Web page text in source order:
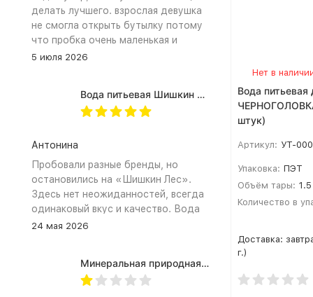
Нет в
Вода питьевая
штук)
Артикул: УТ-
Упаковка: ПЭТ
Объём тары:
Количество в
Доставка:
г.)
делать лучшего. взрослая девушка
не смогла открыть бутылку потому
что пробка очень маленькая и
неудобное расположение
затрудняет открытию бутылка.
Плюс рубцы на пробке мелкие, что
5 июля 2026
Вода питьевая Шишкин лес в (одноразовой) таре 19 литров
Антонина
Пробовали разные бренды, но
остановились на «Шишкин Лес».
Здесь нет неожиданностей, всегда
одинаковый вкус и качество. Вода
хорошо идёт и холодной, и
подходит. Это, наверное, главный
показатель.
24 мая 2026
Минеральная природная вода Jermuk / Джермук газированная, Пэт (1,0л*6шт)